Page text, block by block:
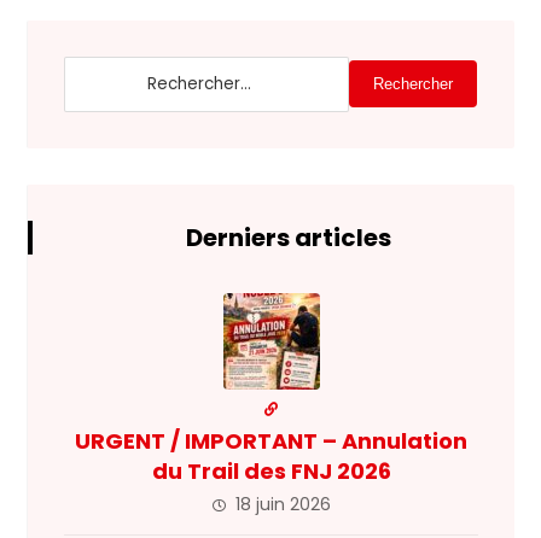
Rechercher
Derniers articles
URGENT / IMPORTANT – Annulation
du Trail des FNJ 2026
18 juin 2026